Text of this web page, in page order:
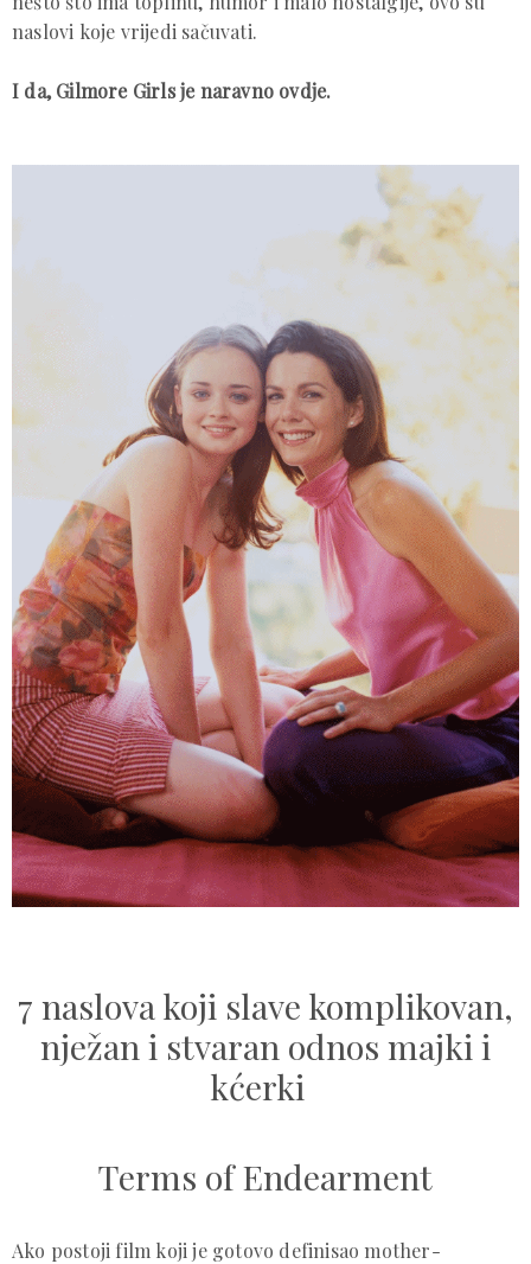
naslovi koje vrijedi sačuvati.
I da, Gilmore Girls je naravno ovdje.
7 naslova koji slave komplikovan,
nježan i stvaran odnos majki i
kćerki
Terms of Endearment
Ako postoji film koji je gotovo definisao mother-